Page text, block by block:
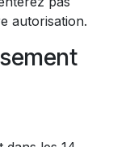
autorisation.